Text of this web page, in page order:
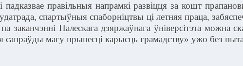
правільныя напрамкі развіцця за кошт
спартыўныя спаборніцтвы ці летняя праца,
заканчэнні Палескага дзяржаўнага ўніверсітэта можна
магу прынесці карысць грамадству» ужо без